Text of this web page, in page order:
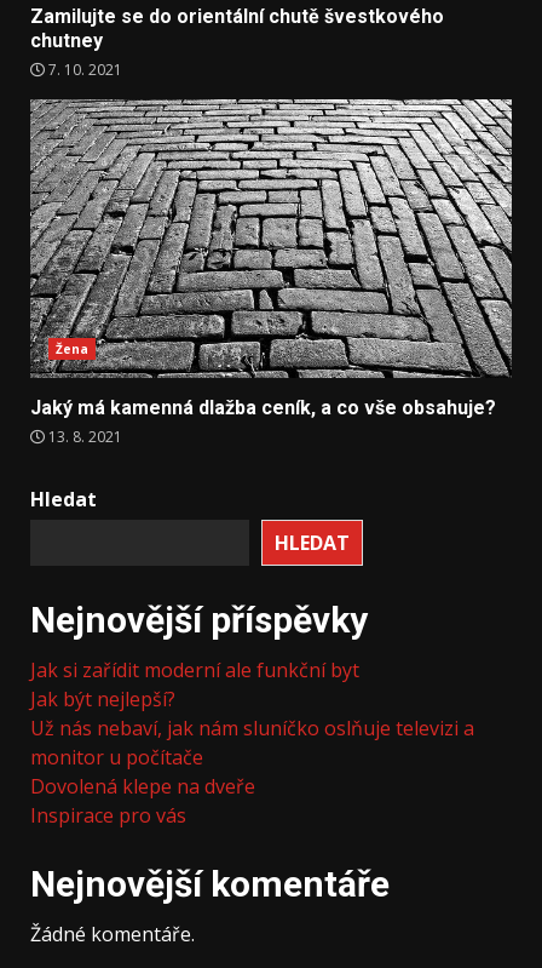
Zamilujte se do orientální chutě švestkového
chutney
7. 10. 2021
Žena
Jaký má kamenná dlažba ceník, a co vše obsahuje?
13. 8. 2021
Hledat
HLEDAT
Nejnovější příspěvky
Jak si zařídit moderní ale funkční byt
Jak být nejlepší?
Už nás nebaví, jak nám sluníčko oslňuje televizi a
monitor u počítače
Dovolená klepe na dveře
Inspirace pro vás
Nejnovější komentáře
Žádné komentáře.